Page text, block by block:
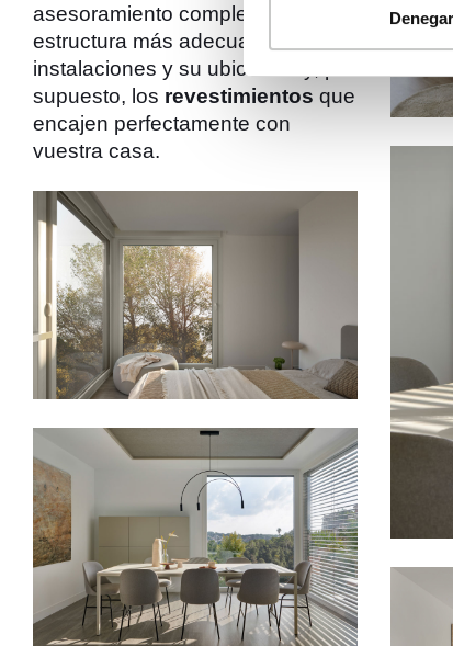
Denegar
asesoramiento completo en la
estructura más adecuada, las
instalaciones y su ubicación y, por
supuesto, los revestimientos que
encajen perfectamente con
vuestra casa.